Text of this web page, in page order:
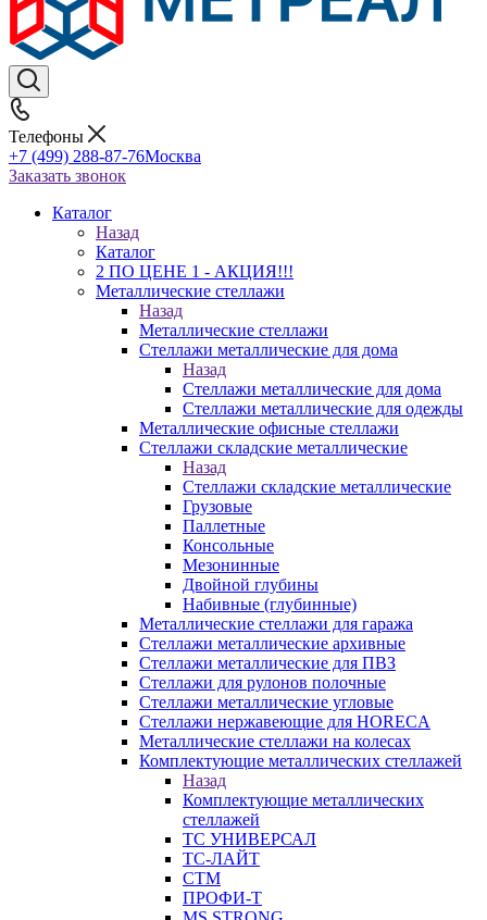
Телефоны
+7 (499) 288-87-76Москва
Заказать звонок
Каталог
Назад
Каталог
2 ПО ЦЕНЕ 1 - АКЦИЯ!!!
Металлические стеллажи
Назад
Металлические стеллажи
Стеллажи металлические для дома
Назад
Стеллажи металлические для дома
Стеллажи металлические для одежды
Металлические офисные стеллажи
Стеллажи складские металлические
Назад
Стеллажи складские металлические
Грузовые
Паллетные
Консольные
Мезонинные
Двойной глубины
Набивные (глубинные)
Металлические стеллажи для гаража
Стеллажи металлические архивные
Стеллажи металлические для ПВЗ
Стеллажи для рулонов полочные
Стеллажи металлические угловые
Стеллажи нержавеющие для HORECA
Металлические стеллажи на колесах
Комплектующие металлических стеллажей
Назад
Комплектующие металлических
стеллажей
ТС УНИВЕРСАЛ
ТС-ЛАЙТ
СТМ
ПРОФИ-Т